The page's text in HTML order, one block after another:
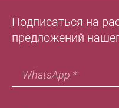
Подписаться на
предложений